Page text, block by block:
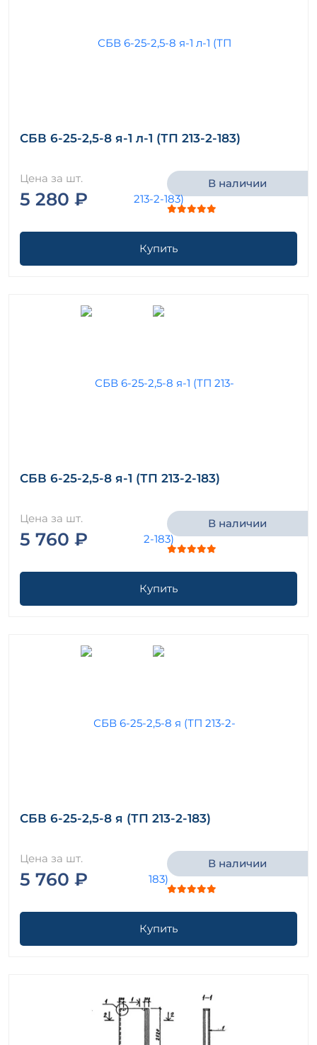
СБВ 6-25-2,5-8 я-1 л-1 (ТП 213-2-183)
Цена за шт.
5 280 ₽
В наличии
Купить
СБВ 6-25-2,5-8 я-1 (ТП 213-2-183)
Цена за шт.
5 760 ₽
В наличии
Купить
СБВ 6-25-2,5-8 я (ТП 213-2-183)
Цена за шт.
5 760 ₽
В наличии
Купить